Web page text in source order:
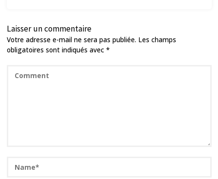
Laisser un commentaire
Votre adresse e-mail ne sera pas publiée. Les champs
obligatoires sont indiqués avec *